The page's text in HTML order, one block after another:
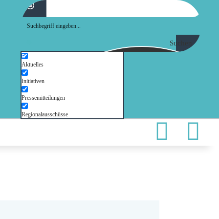
Suchen
Aktuelles
Initiativen
Pressemitteilungen
Regionalausschüsse